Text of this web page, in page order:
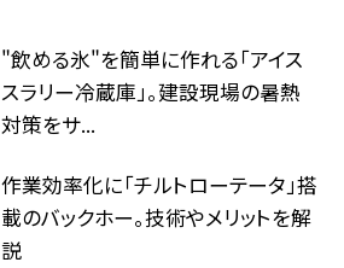
"飲める氷"を簡単に作れる「アイス
スラリー冷蔵庫」。建設現場の暑熱
対策をサ...
作業効率化に「チルトローテータ」搭
載のバックホー。技術やメリットを解
説